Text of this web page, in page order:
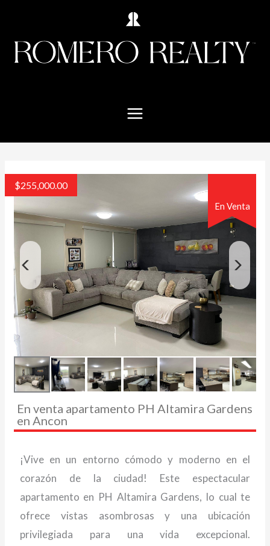
En Venta
$255,000.00
En venta apartamento PH Altamira Gardens
en Ancon
¡Vive en un entorno cómodo y moderno en el
corazón de la ciudad! Este espectacular
apartamento en PH Altamira Gardens, lo cual te
ofrece vistas asombrosas y una ubicación
privilegiada para una vida excepcional.